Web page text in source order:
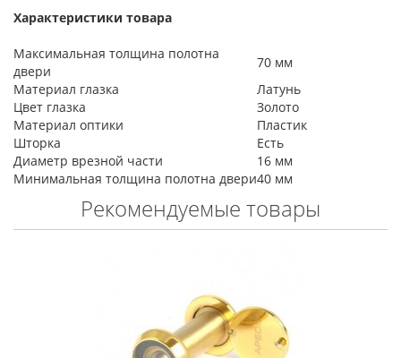
Характеристики товара
Максимальная толщина полотна
двери
70 мм
Материал глазка
Латунь
Цвет глазка
Золото
Материал оптики
Пластик
Шторка
Есть
Диаметр врезной части
16 мм
Минимальная толщина полотна двери40 мм
Рекомендуемые товары